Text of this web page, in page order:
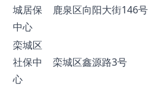
城居保
中心
鹿泉区向阳大街146号
栾城区
社保中
心
栾城区鑫源路3号